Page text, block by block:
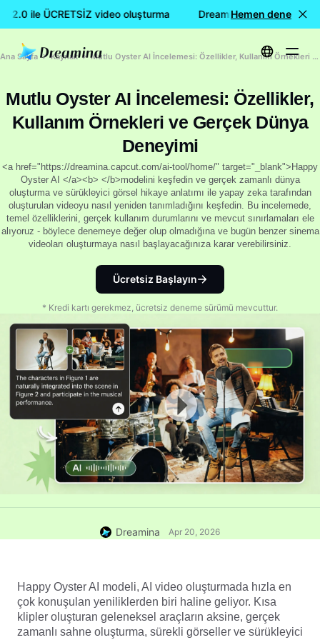
2.0 ile ÜCRETSİZ video oluşturma Dreamina Seedance 2.0
Hemen dene
Ana Sayfa Kaynak Mutlu Oyster AI İncelemesi: Özellikler, Kullanım Örnekleri ve Gerçek Dünya Deneyimi
Mutlu Oyster AI İncelemesi: Özellikler,
Kullanım Örnekleri ve Gerçek Dünya
Deneyimi
<a href="https://dreamina.capcut.com/ai-tool/home/" target="_blank">Happy
Oyster AI </a><b> </b>modelini keşfedin ve gerçek zamanlı dünya
oluşturma ve sürükleyici görsel hikaye anlatımı ile yapay zeka tarafından
oluşturulan videoyu nasıl yeniden tanımladığını keşfedin. Bu incelemede,
temel özelliklerini, gerçek kullanım durumlarını ve mevcut sınırlamaları ele
alıyoruz - böylece denemeye değer olup olmadığına ve bugün benzer sinema
videoları oluşturmaya nasıl başlayacağınıza karar verebilirsiniz.
Ücretsiz Başlayın
* Kredi kartı gerekmez, ücretsiz deneme sürümü mevcuttur.
Dreamina Apr 20, 2026
Happy Oyster AI modeli, AI video oluşturmada hızla en
çok konuşulan yeniliklerden biri haline geliyor. Kısa
klipler oluşturan geleneksel araçların aksine, gerçek
zamanlı sahne oluşturma, sürekli görseller ve sürükleyici